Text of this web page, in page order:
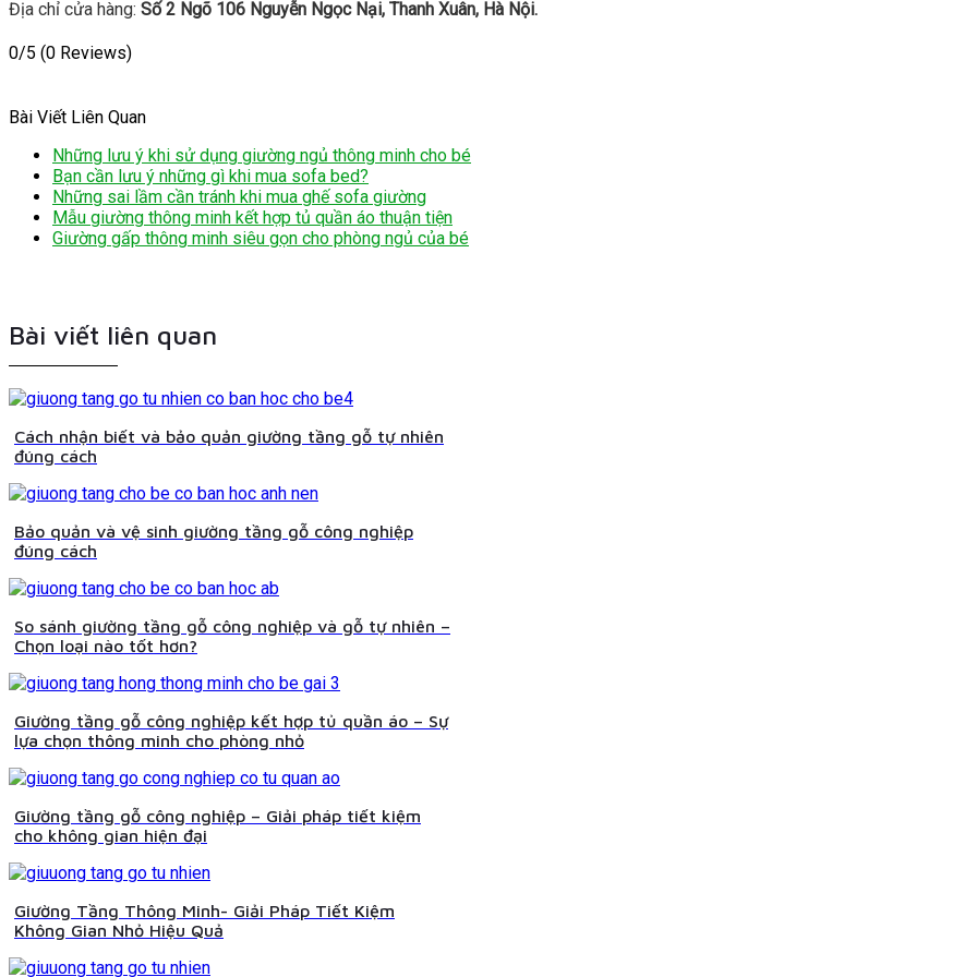
Địa chỉ cửa hàng: Số 2 Ngõ 106 Nguyễn Ngọc Nại, Thanh Xuân, Hà Nội.
0/5 (0 Reviews)
Bài Viết Liên Quan
Những lưu ý khi sử dụng giường ngủ thông minh cho bé
Bạn cần lưu ý những gì khi mua sofa bed?
Những sai lầm cần tránh khi mua ghế sofa giường
Mẫu giường thông minh kết hợp tủ quần áo thuận tiện
Giường gấp thông minh siêu gọn cho phòng ngủ của bé
Bài viết liên quan
Cách nhận biết và bảo quản giường tầng gỗ tự nhiên
đúng cách
Bảo quản và vệ sinh giường tầng gỗ công nghiệp
đúng cách
So sánh giường tầng gỗ công nghiệp và gỗ tự nhiên –
Chọn loại nào tốt hơn?
Giường tầng gỗ công nghiệp kết hợp tủ quần áo – Sự
lựa chọn thông minh cho phòng nhỏ
Giường tầng gỗ công nghiệp – Giải pháp tiết kiệm
cho không gian hiện đại
Giường Tầng Thông Minh- Giải Pháp Tiết Kiệm
Không Gian Nhỏ Hiệu Quả